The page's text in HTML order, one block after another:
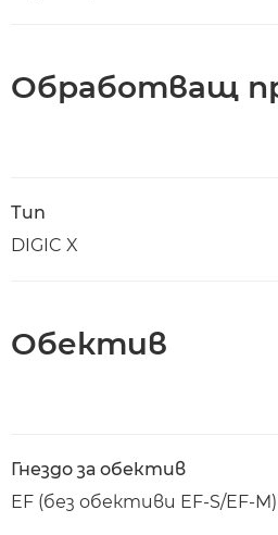
Обработващ
Тип
DIGIC X
Обектив
Гнездо за обектив
EF (без обективи EF-S/EF-M)